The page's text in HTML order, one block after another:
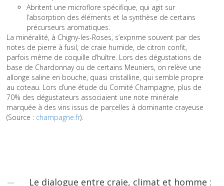
Abritent une microflore spécifique, qui agit sur
l’absorption des éléments et la synthèse de certains
précurseurs aromatiques.
La minéralité, à Chigny-les-Roses, s’exprime souvent par des
notes de pierre à fusil, de craie humide, de citron confit,
parfois même de coquille d’huître. Lors des dégustations de
base de Chardonnay ou de certains Meuniers, on relève une
allonge saline en bouche, quasi cristalline, qui semble propre
au coteau. Lors d’une étude du Comité Champagne, plus de
70% des dégustateurs associaient une note minérale
marquée à des vins issus de parcelles à dominante crayeuse
(Source : champagne.fr).
Le dialogue entre craie, climat et homme :